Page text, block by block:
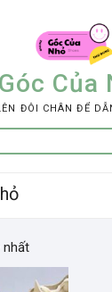
Góc Của
ĐÔI CHÂN ĐỂ
nhất